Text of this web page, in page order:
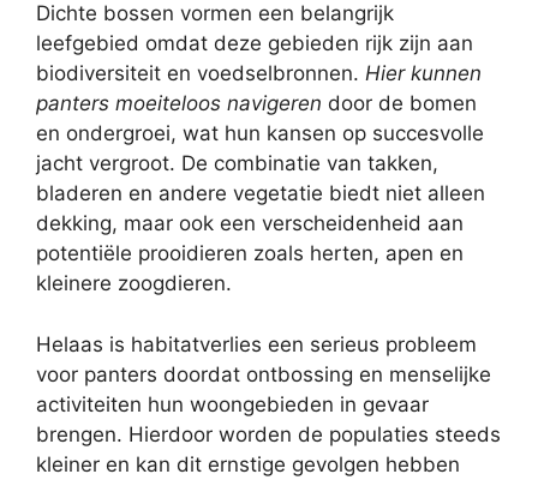
Dichte bossen vormen een belangrijk
leefgebied omdat deze gebieden rijk zijn aan
biodiversiteit en voedselbronnen. Hier kunnen
panters moeiteloos navigeren door de bomen
en ondergroei, wat hun kansen op succesvolle
jacht vergroot. De combinatie van takken,
bladeren en andere vegetatie biedt niet alleen
dekking, maar ook een verscheidenheid aan
potentiële prooidieren zoals herten, apen en
kleinere zoogdieren.
Helaas is habitatverlies een serieus probleem
voor panters doordat ontbossing en menselijke
activiteiten hun woongebieden in gevaar
brengen. Hierdoor worden de populaties steeds
kleiner en kan dit ernstige gevolgen hebben